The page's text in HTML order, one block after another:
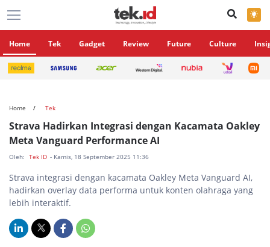
×
Home Tek Gadget Review Future Culture
Home Tek
Strava Hadirkan Integrasi dengan Kacamata Oakley
Meta Vanguard Performance AI
Oleh: Tek ID - Kamis, 18 September 2025 11:36
Strava integrasi dengan kacamata Oakley Meta Vanguard AI,
hadirkan overlay data performa untuk konten olahraga yang
lebih interaktif.